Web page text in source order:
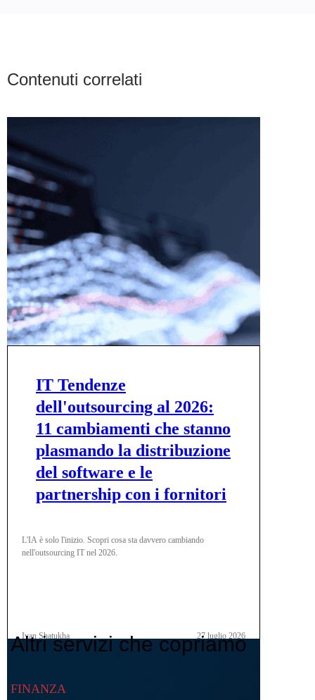
Contenuti correlati
IT Tendenze
dell'outsourcing al 2026:
11 cambiamenti che stanno
plasmando la distribuzione
del software e le
partnership con i fornitori
L'IA è solo l'inizio. Scopri cosa sta davvero cambiando
nell'outsourcing IT nel 2026.
Ivan Shatukha 27 luglio 2026
Altri servizi che copriamo
FINANZA